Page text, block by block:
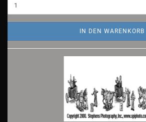
IN DEN WARENKORB